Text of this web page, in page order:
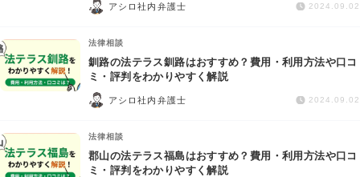
債権回収
IT・ネット
資金調達
企業法務
アシロ社内弁護士 2024.09.02
法律相談
釧路の法テラス釧路はおすすめ？費用・利用方法や口コ
ミ・評判をわかりやすく解説
アシロ社内弁護士 2024.09.02
法律相談
郡山の法テラス福島はおすすめ？費用・利用方法や口コ
ミ・評判をわかりやすく解説